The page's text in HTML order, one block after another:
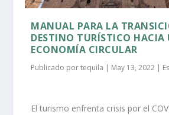
MANUAL PARA LA
DESTINO TURÍSTICO HACIA
ECONOMÍA CIRCULAR
Publicado portequila | May 13, 2022 |
El turismo enfrenta crisis por el